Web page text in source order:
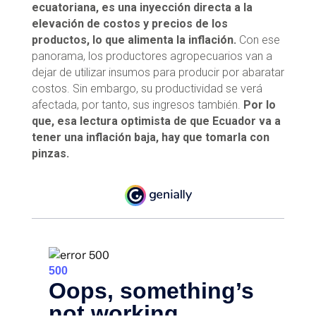
ecuatoriana, es una inyección directa a la
elevación de costos y precios de los
productos, lo que alimenta la inflación. Con ese
panorama, los productores agropecuarios van a
dejar de utilizar insumos para producir por abaratar
costos. Sin embargo, su productividad se verá
afectada, por tanto, sus ingresos también. Por lo
que, esa lectura optimista de que Ecuador va a
tener una inflación baja, hay que tomarla con
pinzas.